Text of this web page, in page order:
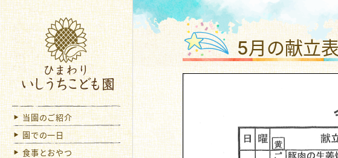
ひまわり
当園のご紹介
園での一日
食事とおやつ
5月の献立